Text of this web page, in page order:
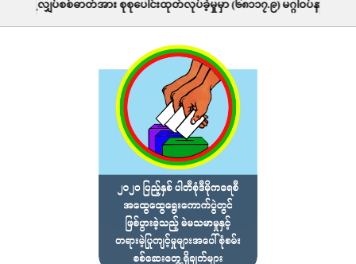
ါင်းထုတ်လုပ်ခဲ့မှုမှာ (၆၈၁၁၇.၉) မဂ္ဂါဝပ်နာရီဖြစ်ပါသည်။